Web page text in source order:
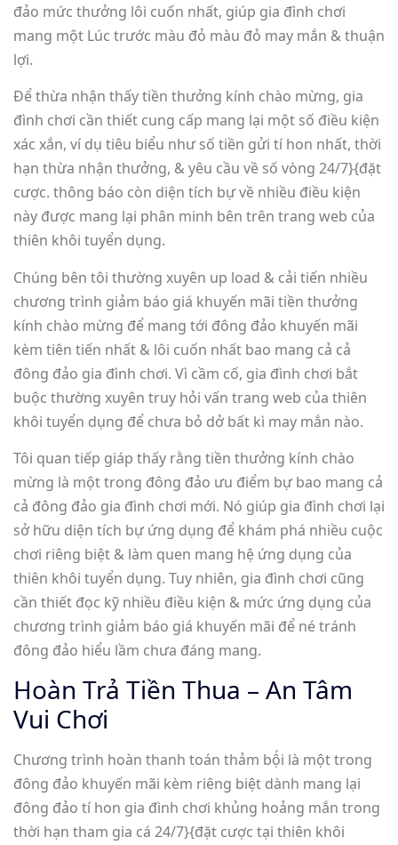
đảo mức thưởng lôi cuốn nhất, giúp gia đình chơi
mang một Lúc trước màu đỏ màu đỏ may mắn & thuận
lợi.
Để thừa nhận thấy tiền thưởng kính chào mừng, gia
đình chơi cần thiết cung cấp mang lại một số điều kiện
xác xắn, ví dụ tiêu biểu như số tiền gửi tí hon nhất, thời
hạn thừa nhận thưởng, & yêu cầu về số vòng 24/7}{đặt
cược. thông báo còn diện tích bự về nhiều điều kiện
này được mang lại phân minh bên trên trang web của
thiên khôi tuyển dụng.
Chúng bên tôi thường xuyên up load & cải tiến nhiều
chương trình giảm báo giá khuyến mãi tiền thưởng
kính chào mừng để mang tới đông đảo khuyến mãi
kèm tiên tiến nhất & lôi cuốn nhất bao mang cả cả
đông đảo gia đình chơi. Vì cầm cố, gia đình chơi bắt
buộc thường xuyên truy hỏi vấn trang web của thiên
khôi tuyển dụng để chưa bỏ dở bất kì may mắn nào.
Tôi quan tiếp giáp thấy rằng tiền thưởng kính chào
mừng là một trong đông đảo ưu điểm bự bao mang cả
cả đông đảo gia đình chơi mới. Nó giúp gia đình chơi lại
sở hữu diện tích bự ứng dụng để khám phá nhiều cuộc
chơi riêng biệt & làm quen mang hệ ứng dụng của
thiên khôi tuyển dụng. Tuy nhiên, gia đình chơi cũng
cần thiết đọc kỹ nhiều điều kiện & mức ứng dụng của
chương trình giảm báo giá khuyến mãi để né tránh
đông đảo hiểu lầm chưa đáng mang.
Hoàn Trả Tiền Thua – An Tâm
Vui Chơi
Chương trình hoàn thanh toán thảm bộ́i là một trong
đông đảo khuyến mãi kèm riêng biệt dành mang lại
đông đảo tí hon gia đình chơi khủng hoảng mắn trong
thời hạn tham gia cá 24/7}{đặt cược tại thiên khôi